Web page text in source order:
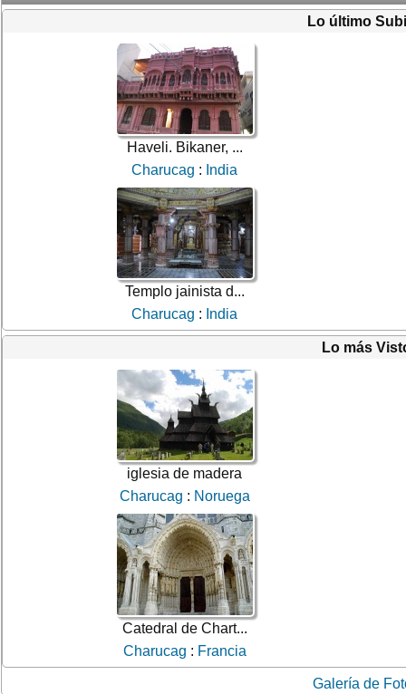
Lo último
Haveli. Bikaner, ...
Charucag : India
Templo jainista d...
Charucag : India
Lo más
iglesia de madera
Charucag : Noruega
Catedral de Chart...
Charucag : Francia
Galería de